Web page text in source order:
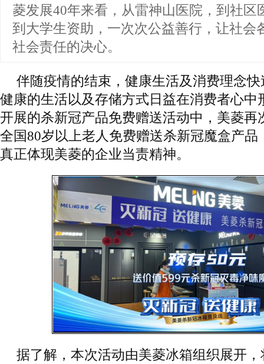
菱发展40年来看，从雷神山医院，到社区
到大学生资助，一次次公益善行，让社会
社会责任的决心。
伴随疫情的结束，健康生活及消费理念
健康的生活以及存储方式日益在消费者心中
开展的杀新冠产品免费赠送活动中，美菱再
全国80岁以上老人免费赠送杀新冠魔盒产品
真正体现美菱的企业当责精神。
据了解，本次活动由美菱冰箱组织展开